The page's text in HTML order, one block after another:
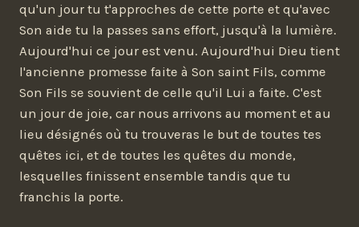
qu'un jour tu t'approches de cette porte et qu'avec
Son aide tu la passes sans effort, jusqu'à la lumière.
Aujourd'hui ce jour est venu. Aujourd'hui Dieu tient
l'ancienne promesse faite à Son saint Fils, comme
Son Fils se souvient de celle qu'il Lui a faite. C'est
un jour de joie, car nous arrivons au moment et au
lieu désignés où tu trouveras le but de toutes tes
quêtes ici, et de toutes les quêtes du monde,
lesquelles finissent ensemble tandis que tu
franchis la porte.